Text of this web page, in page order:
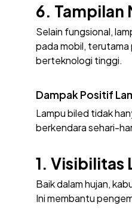
6. Tampilan
Selain fungsional,
pada mobil,
berteknologi tinggi.
Dampak Positif
Lampu biled tidak
berkendara sehari-
1. Visibilitas
Baik dalam hujan,
Ini membantu